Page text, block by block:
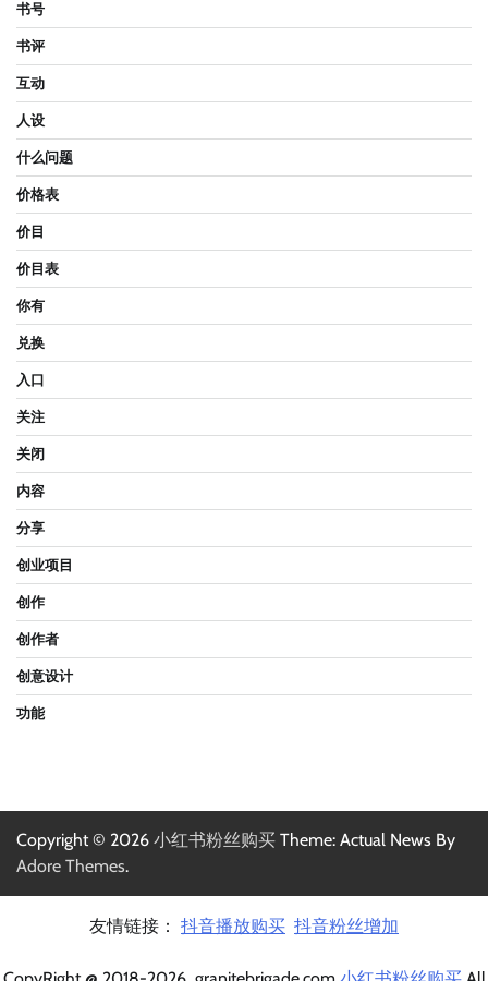
书号
书评
互动
人设
什么问题
价格表
价目
价目表
你有
兑换
入口
关注
关闭
内容
分享
创业项目
创作
创作者
创意设计
功能
Copyright © 2026 小红书粉丝购买 Theme: Actual News By
Adore Themes.
友情链接： 抖音播放购买 抖音粉丝增加